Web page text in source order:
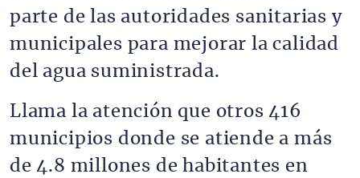
parte de las autoridades sanitarias y
municipales para mejorar la calidad
del agua suministrada.
Llama la atención que otros 416
municipios donde se atiende a más
de 4.8 millones de habitantes en